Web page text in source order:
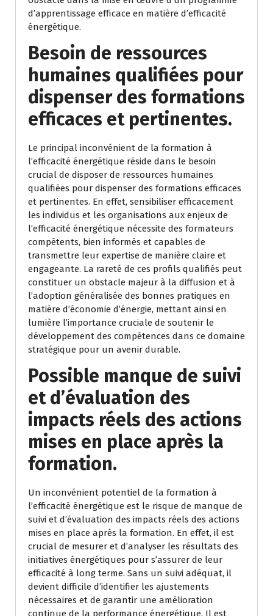
d’apprentissage efficace en matière d’efficacité
énergétique.
Besoin de ressources
humaines qualifiées pour
dispenser des formations
efficaces et pertinentes.
Le principal inconvénient de la formation à
l’efficacité énergétique réside dans le besoin
crucial de disposer de ressources humaines
qualifiées pour dispenser des formations efficaces
et pertinentes. En effet, sensibiliser efficacement
les individus et les organisations aux enjeux de
l’efficacité énergétique nécessite des formateurs
compétents, bien informés et capables de
transmettre leur expertise de manière claire et
engageante. La rareté de ces profils qualifiés peut
constituer un obstacle majeur à la diffusion et à
l’adoption généralisée des bonnes pratiques en
matière d’économie d’énergie, mettant ainsi en
lumière l’importance cruciale de soutenir le
développement des compétences dans ce domaine
stratégique pour un avenir durable.
Possible manque de suivi
et d’évaluation des
impacts réels des actions
mises en place après la
formation.
Un inconvénient potentiel de la formation à
l’efficacité énergétique est le risque de manque de
suivi et d’évaluation des impacts réels des actions
mises en place après la formation. En effet, il est
crucial de mesurer et d’analyser les résultats des
initiatives énergétiques pour s’assurer de leur
efficacité à long terme. Sans un suivi adéquat, il
devient difficile d’identifier les ajustements
nécessaires et de garantir une amélioration
continue de la performance énergétique. Il est